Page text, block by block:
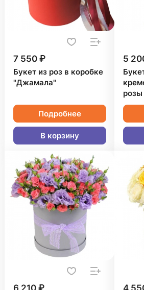
7 550 ₽
Букет из роз в коробке
"Джамала"
Подробнее
В корзину
5
розы
6 210 ₽ 4